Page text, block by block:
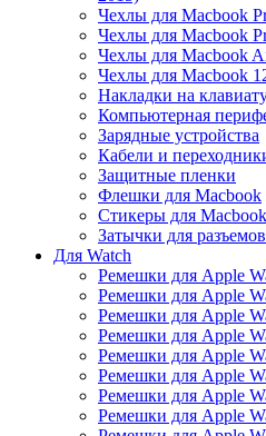
Чехлы для Macbook
Чехлы для Macbook
Чехлы для Macbook
Чехлы для Macbook
Накладки на
Компьютерная
Зарядные устройства
Кабели и
Защитные пленки
Флешки для Macbook
Стикеры для Macbook
Затычки для разъемов
Для Watch
Ремешки для Apple
Ремешки для Apple
Ремешки для Apple
Ремешки для Apple
Ремешки для Apple
Ремешки для Apple
Ремешки для Apple
Ремешки для Apple